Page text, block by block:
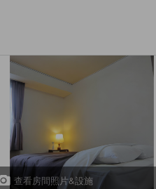
查看房間照片&設施